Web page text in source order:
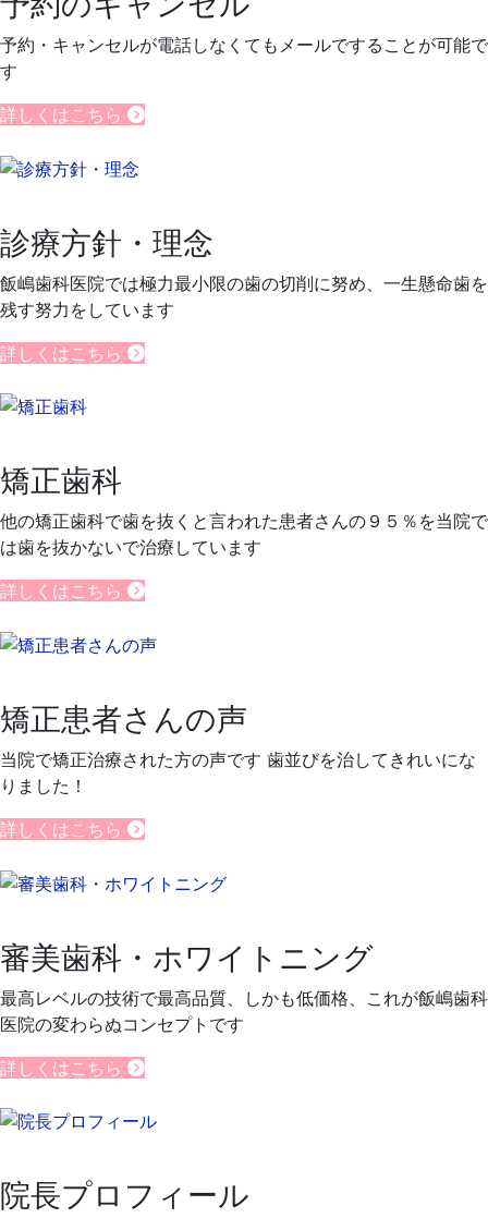
予約・キャンセルが電話しなくてもメールですることが可能で
す
詳しくはこちら
診療方針・理念
飯嶋歯科医院では極力最小限の歯の切削に努め、一生懸命歯を
残す努力をしています
詳しくはこちら
矯正歯科
他の矯正歯科で歯を抜くと言われた患者さんの９５％を当院で
は歯を抜かないで治療しています
詳しくはこちら
矯正患者さんの声
当院で矯正治療された方の声です 歯並びを治してきれいにな
りました！
詳しくはこちら
審美歯科・ホワイトニング
最高レベルの技術で最高品質、しかも低価格、これが飯嶋歯科
医院の変わらぬコンセプトです
詳しくはこちら
院長プロフィール